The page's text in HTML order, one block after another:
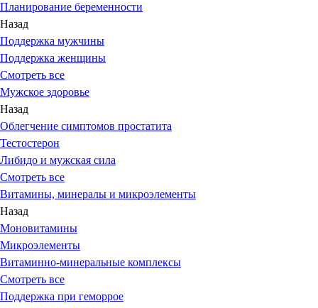
Планирование беременности
Назад
Поддержка мужчины
Поддержка женщины
Смотреть все
Мужское здоровье
Назад
Облегчение симптомов простатита
Тестостерон
Либидо и мужская сила
Смотреть все
Витамины, минералы и микроэлементы
Назад
Моновитамины
Микроэлементы
Витаминно-минеральные комплексы
Смотреть все
Поддержка при геморрое